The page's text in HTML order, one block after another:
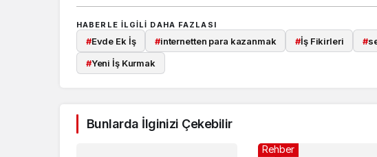
HABERLE ILGILI DAHA FAZLASI
#Evde Ek İş #internetten para kazanmak #İş Fikirleri #
#Yeni İş Kurmak
Bunlarda İlginizi Çekebilir
Rehber